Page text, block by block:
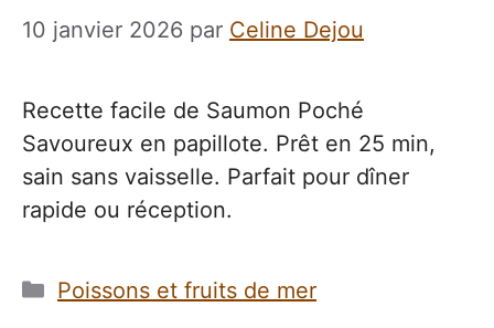
10 janvier 2026 par Celine Dejou
Recette facile de Saumon Poché
Savoureux en papillote. Prêt en 25 min,
sain sans vaisselle. Parfait pour dîner
rapide ou réception.
Catégories
Poissons et fruits de mer